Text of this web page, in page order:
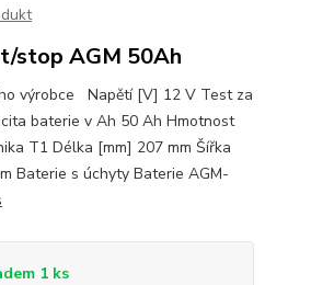
stop AGM 50Ah
výrobce Napětí [V] 12 V Test za
baterie v Ah 50 Ah Hmotnost
T1 Délka [mm] 207 mm Šířka
Baterie s úchyty Baterie AGM-
1 ks